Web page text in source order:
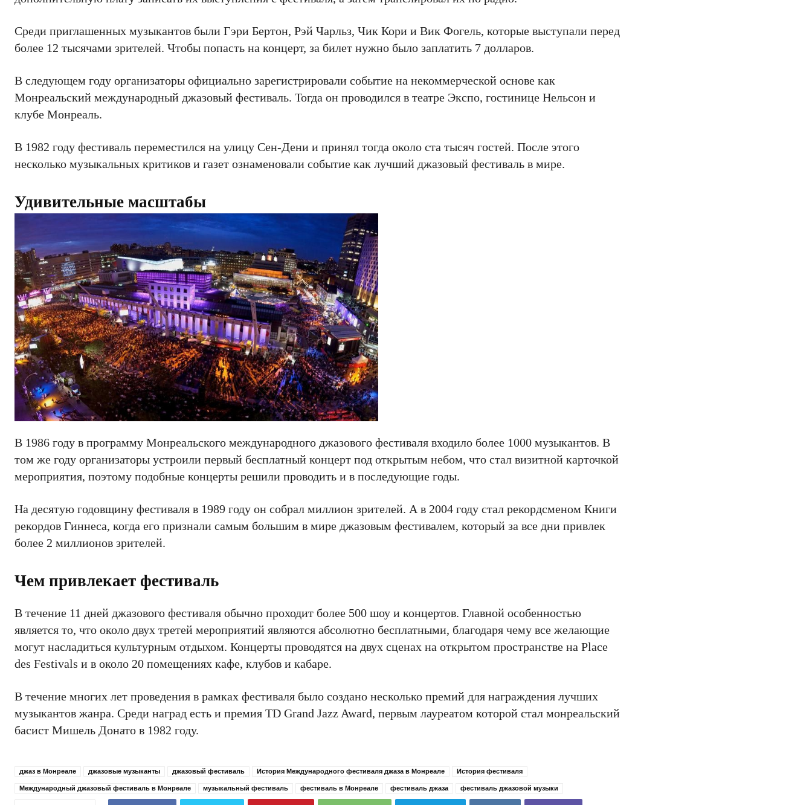
Среди приглашенных музыкантов были Гэри Бертон, Рэй Чарльз, Чик Кори и Вик Фогель, которые выступали перед
более 12 тысячами зрителей. Чтобы попасть на концерт, за билет нужно было заплатить 7 долларов.
В следующем году организаторы официально зарегистрировали событие на некоммерческой основе как
Монреальский международный джазовый фестиваль. Тогда он проводился в театре Экспо, гостинице Нельсон и
клубе Монреаль.
В 1982 году фестиваль переместился на улицу Сен-Дени и принял тогда около ста тысяч гостей. После этого
несколько музыкальных критиков и газет ознаменовали событие как лучший джазовый фестиваль в мире.
Удивительные масштабы
В 1986 году в программу Монреальского международного джазового фестиваля входило более 1000 музыкантов. В
том же году организаторы устроили первый бесплатный концерт под открытым небом, что стал визитной карточкой
мероприятия, поэтому подобные концерты решили проводить и в последующие годы.
На десятую годовщину фестиваля в 1989 году он собрал миллион зрителей. А в 2004 году стал рекордсменом Книги
рекордов Гиннеса, когда его признали самым большим в мире джазовым фестивалем, который за все дни привлек
более 2 миллионов зрителей.
Чем привлекает фестиваль
В течение 11 дней джазового фестиваля обычно проходит более 500 шоу и концертов. Главной особенностью
является то, что около двух третей мероприятий являются абсолютно бесплатными, благодаря чему все желающие
могут насладиться культурным отдыхом. Концерты проводятся на двух сценах на открытом пространстве на Place
des Festivals и в около 20 помещениях кафе, клубов и кабаре.
В течение многих лет проведения в рамках фестиваля было создано несколько премий для награждения лучших
музыкантов жанра. Среди наград есть и премия TD Grand Jazz Award, первым лауреатом которой стал монреальский
басист Мишель Донато в 1982 году.
джаз в Монреале джазовые музыканты джазовый фестиваль История Международного фестиваля джаза в Монреале История фестиваля
Международный джазовый фестиваль в Монреале музыкальный фестиваль фестиваль в Монреале фестиваль джаза фестиваль джазовой музыки